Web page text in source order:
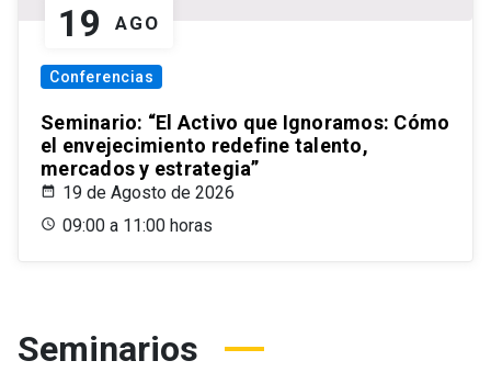
19 AGO
Conferencias
Seminario: “El Activo que Ignoramos: Cómo
el envejecimiento redefine talento,
mercados y estrategia”
19 de Agosto de 2026
09:00 a 11:00 horas
Seminarios